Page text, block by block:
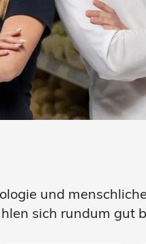
und
sich rundum gut